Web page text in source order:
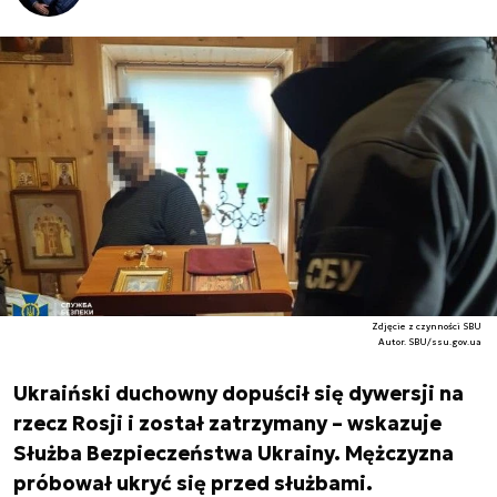
Zdjęcie z czynności SBU
Autor. SBU/ssu.gov.ua
Ukraiński duchowny dopuścił się dywersji na
rzecz Rosji i został zatrzymany – wskazuje
Służba Bezpieczeństwa Ukrainy. Mężczyzna
próbował ukryć się przed służbami.